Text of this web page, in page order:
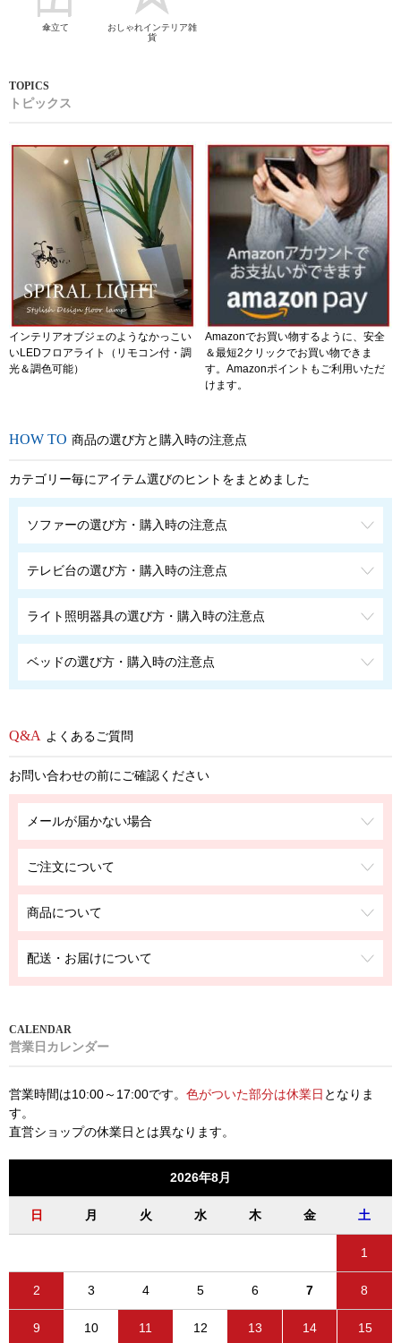
傘立て
おしゃれインテリア雑
貨
トピックス
インテリアオブジェのようなかっこい
いLEDフロアライト（リモコン付・調
光＆調色可能）
Amazonでお買い物するように、安全
＆最短2クリックでお買い物できま
す。Amazonポイントもご利用いただ
けます。
商品の選び方と購入時の注意点
カテゴリー毎にアイテム選びのヒントをまとめました
ソファーの選び方・購入時の注意点
テレビ台の選び方・購入時の注意点
ライト照明器具の選び方・購入時の注意点
ベッドの選び方・購入時の注意点
よくあるご質問
お問い合わせの前にご確認ください
メールが届かない場合
ご注文について
商品について
配送・お届けについて
営業日カレンダー
営業時間は10:00～17:00です。 色がついた部分は休業日 となりま
す。
直営ショップの休業日とは異なります。
2026年8月
日 月 火 水 木 金 土
1
2 3 4 5 6 7 8
9 10 11 12 13 14 15